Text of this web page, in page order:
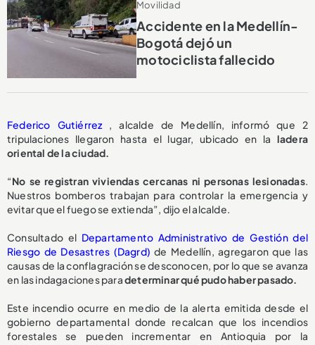
Movilidad
Accidente en la Medellín-
Bogotá dejó un
motociclista fallecido
Federico Gutiérrez , alcalde de Medellín, informó que 2
tripulaciones llegaron hasta el lugar, ubicado en la ladera
oriental de la ciudad.
“No se registran viviendas cercanas ni personas lesionadas.
Nuestros bomberos trabajan para controlar la emergencia y
evitar que el fuego se extienda”, dijo el alcalde.
Consultado el Departamento Administrativo de Gestión del
Riesgo de Desastres (Dagrd) de Medellín, agregaron que las
causas de la conflagración se desconocen, por lo que se avanza
en las indagaciones paradeterminar qué pudo haber pasado.
Este incendio ocurre en medio de la alerta emitida desde el
gobierno departamental donde recalcan que los incendios
forestales se pueden incrementar en Antioquia por la